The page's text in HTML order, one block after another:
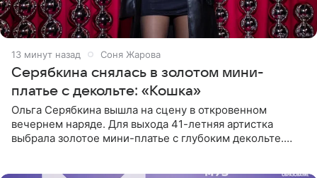
13 минут назад Соня Жарова
Серябкина снялась в золотом мини-
платье с декольте: «Кошка»
Ольга Серябкина вышла на сцену в откровенном
вечернем наряде. Для выхода 41-летняя артистка
выбрала золотое мини-платье с глубоким декольте.